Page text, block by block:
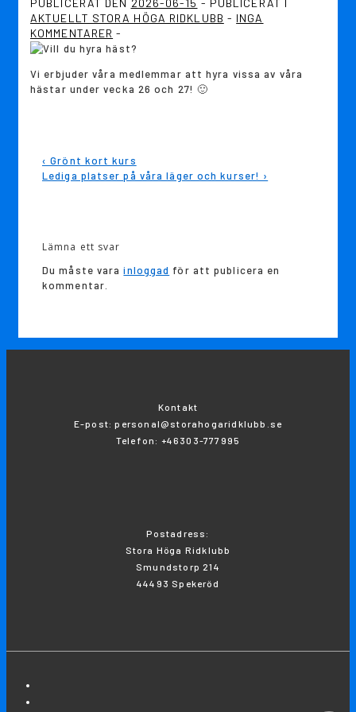
AKTUELLT STORA HÖGA RIDKLUBB
INGA
KOMMENTARER
Vi erbjuder våra medlemmar att hyra vissa av våra
hästar under vecka 26 och 27! 🙂
Inläggsnavigering
Föregående
inlägg
‹ Grönt kort kurs
Nästa
Lediga platser på våra läger och kurser! ›
Lämna ett svar
Du måste varainloggad för att publicera en
kommentar.
Kontakt
E-post: personal@storahogaridklubb.se
Telefon: +46303-777995
Postadress:
Stora Höga Ridklubb
Smundstorp 214
44493 Spekeröd